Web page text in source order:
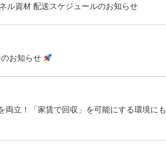
ル資材 配送スケジュールのお知らせ
お知らせ
両立！「家賃で回収」を可能にする環境にも